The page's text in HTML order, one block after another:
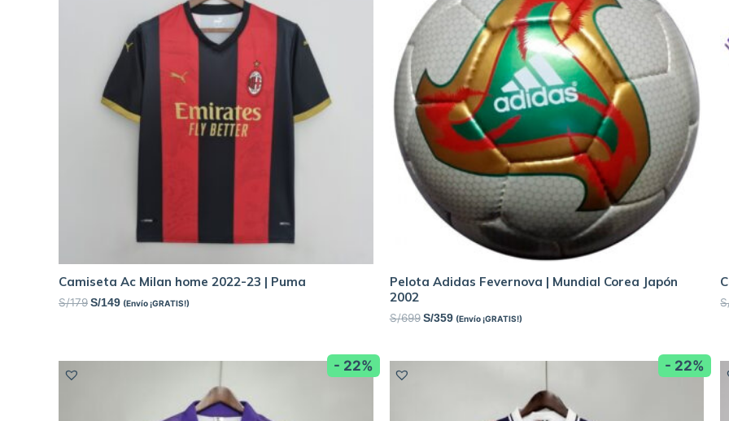
Camiseta Ac Milan home 2022-23 | Puma
S/179 S/149 (Envío ¡GRATIS!)
Pelota Adidas Fevernova | Mundial Corea Japón
2002
S/699 S/359 (Envío ¡GRATIS!)
- 22% - 22%